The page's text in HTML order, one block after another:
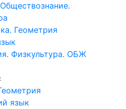
Геометрия
Физкультура. ОБЖ
язык